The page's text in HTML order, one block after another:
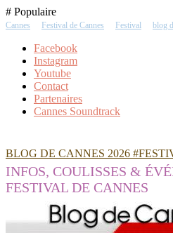
Skip
To
# Populaire
Cannes Festival de Cannes Festival blog
Facebook
Instagram
Youtube
Contact
Partenaires
Cannes Soundtrack
BLOG DE CANNES 2026
INFOS, COULISSES &
FESTIVAL DE CANNES